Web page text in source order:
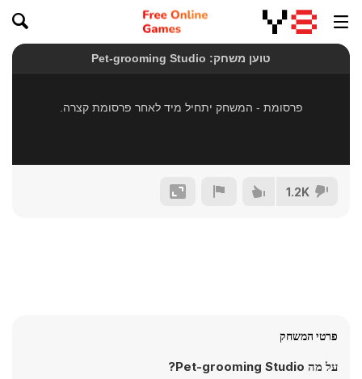
1.2K
פרטי המשחק
על מה Pet-grooming Studio?